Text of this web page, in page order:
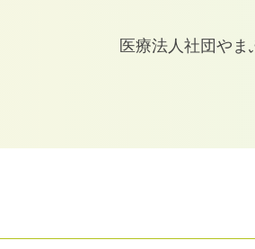
医療法人社団や